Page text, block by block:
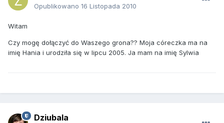
Opublikowano 16 Listopada 2010
Witam
Czy mogę dołączyć do Waszego grona?? Moja córeczka ma na
imię Hania i urodziła się w lipcu 2005. Ja mam na imię Sylwia
Dziubala